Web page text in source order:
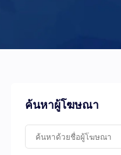
ค้นหาผู้โฆษณา